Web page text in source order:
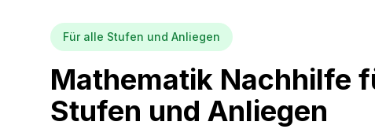
Für alle Stufen und Anliegen
Mathematik Nachhilfe
Stufen und Anliegen